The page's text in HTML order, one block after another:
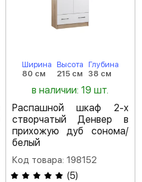
Ширина
80 см
Высота
215 см
Глубина
38 см
в наличии: 19 шт.
Распашной шкаф 2-х
створчатый Денвер в
прихожую дуб сонома/
белый
Код товара: 198152
(5)